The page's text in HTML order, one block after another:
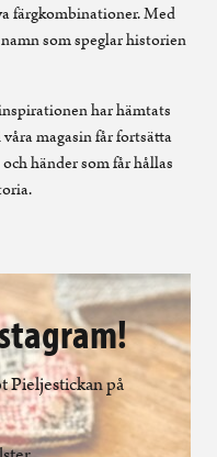
färgkombinationer. Med
som speglar historien
har hämtats
magasin får fortsätta
händer som får hållas
på